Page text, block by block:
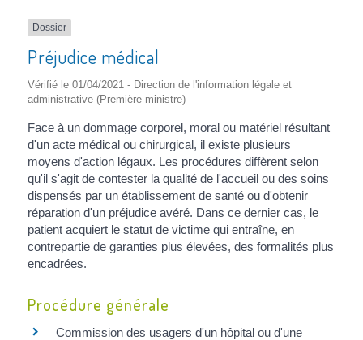
Dossier
Préjudice médical
Vérifié le 01/04/2021 - Direction de l'information légale et
administrative (Première ministre)
Face à un dommage corporel, moral ou matériel résultant
d'un acte médical ou chirurgical, il existe plusieurs
moyens d'action légaux. Les procédures diffèrent selon
qu'il s'agit de contester la qualité de l'accueil ou des soins
dispensés par un établissement de santé ou d'obtenir
réparation d'un préjudice avéré. Dans ce dernier cas, le
patient acquiert le statut de victime qui entraîne, en
contrepartie de garanties plus élevées, des formalités plus
encadrées.
Procédure générale
Commission des usagers d'un hôpital ou d'une